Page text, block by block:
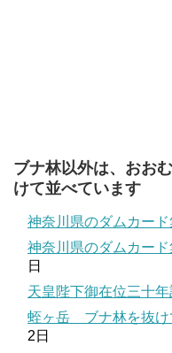
ブナ林以外は、おお
けて並べています
神奈川県のダムカー
神奈川県のダムカー
日
天皇陛下御在位三十
蛭ヶ岳 ブナ林を抜け
2日